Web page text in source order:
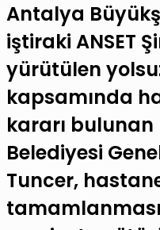
Antalya
iştiraki ANSET
yürütülen
kapsamında
kararı bulunan
Belediyesi
Tuncer,